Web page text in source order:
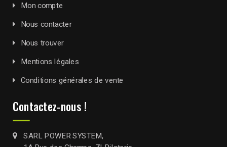
Mon compte
Nous contacter
Nous trouver
Mentions légales
Conditions générales de vente
Contactez-nous !
SARL POWER SYSTEM,